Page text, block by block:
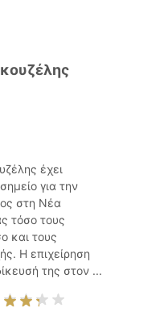
έχει
για την
στη Νέα
τόσο τους
και τους
Η επιχείρηση
της στον ...